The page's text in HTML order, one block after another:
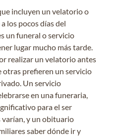
incluyen un velatorio o
los pocos días del
un funeral o servicio
lugar mucho más tarde.
realizar un velatorio antes
otras prefieren un servicio
Un servicio
en una funeraria,
para el ser
varían, y un obituario
saber dónde ir y